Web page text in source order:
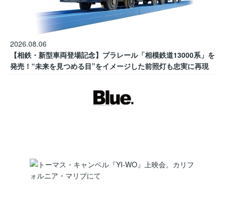
2026.08.06
【相鉄・新型車両登場記念】プラレール「相模鉄道13000系」を
発売！“未来を見つめる目”をイメージした前照灯も忠実に再現